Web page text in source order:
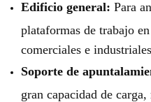
Edificio general: Para
plataformas de trabajo en
comerciales e industriales.
Soporte de
gran capacidad de